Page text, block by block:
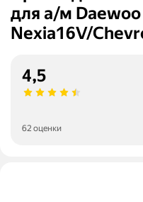
для а/м Daewoo
Nexia16V/
00>RIGINAL
4,5
62 оценки